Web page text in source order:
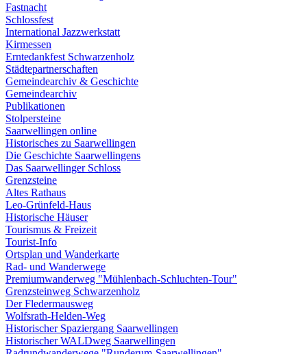
Fastnacht
Schlossfest
International Jazzwerkstatt
Kirmessen
Erntedankfest Schwarzenholz
Städtepartnerschaften
Gemeindearchiv & Geschichte
Gemeindearchiv
Publikationen
Stolpersteine
Saarwellingen online
Historisches zu Saarwellingen
Die Geschichte Saarwellingens
Das Saarwellinger Schloss
Grenzsteine
Altes Rathaus
Leo-Grünfeld-Haus
Historische Häuser
Tourismus & Freizeit
Tourist-Info
Ortsplan und Wanderkarte
Rad- und Wanderwege
Premiumwanderweg "Mühlenbach-Schluchten-Tour"
Grenzsteinweg Schwarzenholz
Der Fledermausweg
Wolfsrath-Helden-Weg
Historischer Spaziergang Saarwellingen
Historischer WALDweg Saarwellingen